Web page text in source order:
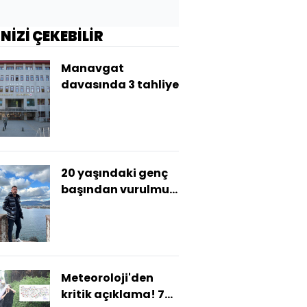
ÇEKEBİLİR
Manavgat
davasında 3 tahliye
20 yaşındaki genç
başından vurulmuş
Meteoroloji'den
kritik açıklama! 7